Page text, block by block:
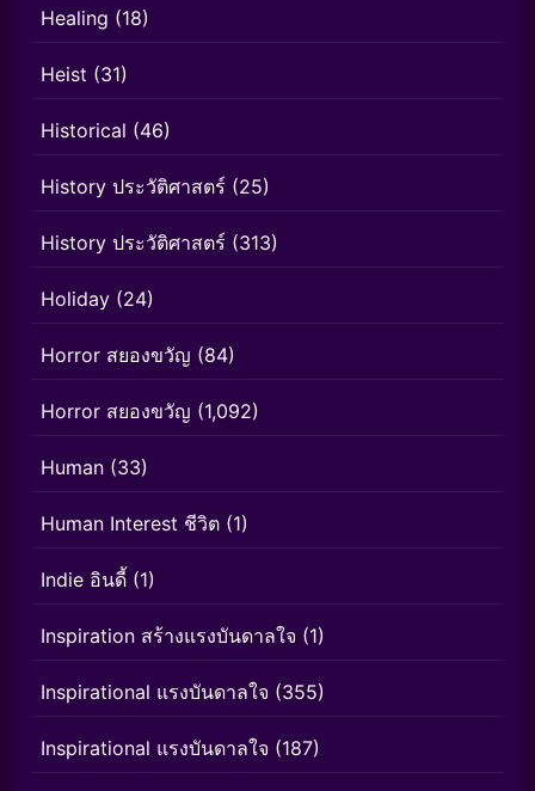
Healing (18)
Heist (31)
Historical (46)
History ประวัติศาสตร์ (25)
History ประวัติศาสตร์ (313)
Holiday (24)
Horror สยองขวัญ (84)
Horror สยองขวัญ (1,092)
Human (33)
Human Interest ชีวิต (1)
Indie อินดี้ (1)
Inspiration สร้างแรงบันดาลใจ (1)
Inspirational แรงบันดาลใจ (355)
Inspirational แรงบันดาลใจ (187)